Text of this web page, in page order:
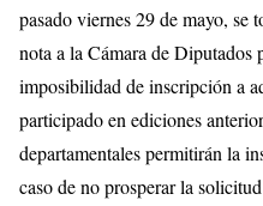
pasado viernes 29 de mayo, se
nota a la Cámara de Diputados
imposibilidad de inscripción a
participado en ediciones
departamentales permitirán la
caso de no prosperar la